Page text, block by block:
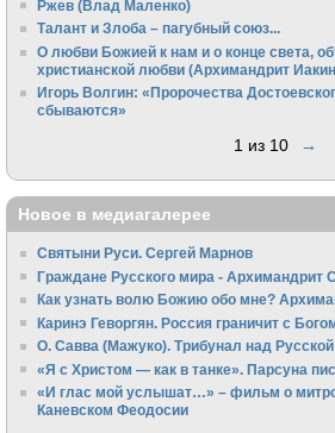
Ржев (Влад Маленко)
Талант и Злоба – пагубный союз...
О любви Божией к нам и о конце света,
христианской любви (Архимандрит
Игорь Волгин: «Пророчества
сбываются»
1 из 10 →
Новое в медиагалерее
Святыни Руси. Сергей Марнов
Граждане Русского мира - Архимандрит
Как узнать волю Божию обо мне?
Каринэ Геворгян. Россия граничит с
О. Савва (Мажуко). Трибунал над
«Я с Христом — как в танке». Парсуна
«И глас мой услышат…» – фильм о
Каневском Феодосии